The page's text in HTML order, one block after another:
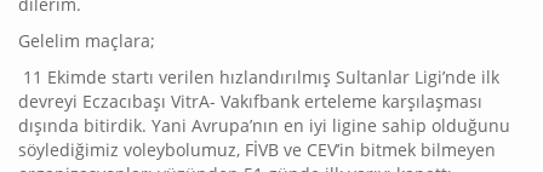
Gelelim maçlara;
11 Ekimde startı verilen hızlandırılmış Sultanlar Ligi’nde ilk
devreyi Eczacıbaşı VitrA- Vakıfbank erteleme karşılaşması
dışında bitirdik. Yani Avrupa’nın en iyi ligine sahip olduğunu
söylediğimiz voleybolumuz, FİVB ve CEV’in bitmek bilmeyen